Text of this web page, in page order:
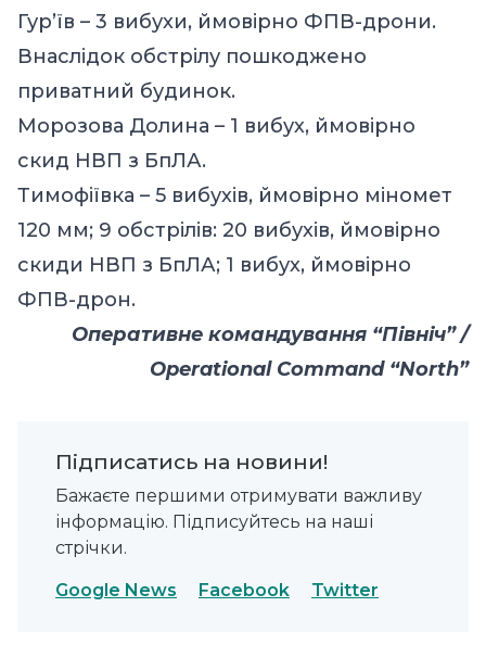
Гур’їв – 3 вибухи, ймовірно ФПВ-дрони.
Внаслідок обстрілу пошкоджено
приватний будинок.
Морозова Долина – 1 вибух, ймовірно
скид НВП з БпЛА.
Тимофіївка – 5 вибухів, ймовірно міномет
120 мм; 9 обстрілів: 20 вибухів, ймовірно
скиди НВП з БпЛА; 1 вибух, ймовірно
ФПВ-дрон.
Оперативне командування “Північ” /
Operational Command “North”
Підписатись на новини!
Бажаєте першими отримувати важливу
інформацію. Підписуйтесь на наші
стрічки.
Google News Facebook Twitter